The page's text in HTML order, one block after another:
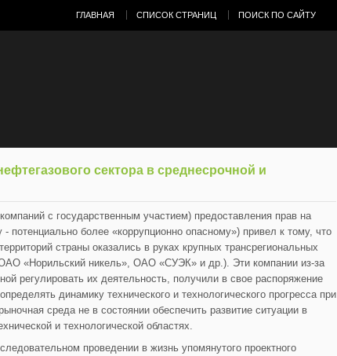
ГЛАВНАЯ СПИСОК СТРАНИЦ ПОИСК ПО САЙТУ
сектора в среднесрочной и
с государственным участием) предоставления прав на
потенциально более «коррупционно опасному») привел к тому, что
страны оказались в руках крупных трансрегиональных
«Норильский никель», ОАО «СУЭК» и др.). Эти компании из-за
регулировать их деятельность, получили в свое распоряжение
динамику технического и технологического прогресса при
среда не в состоянии обеспечить развитие ситуации в
и технологической областях.
проведении в жизнь упомянутого проектного